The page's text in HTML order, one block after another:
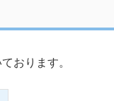
おります。